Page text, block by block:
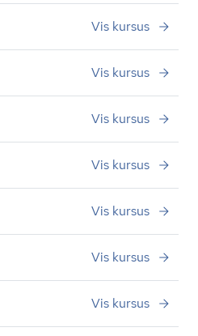
Vis kursus
Vis kursus
Vis kursus
Vis kursus
Vis kursus
Vis kursus
Vis kursus